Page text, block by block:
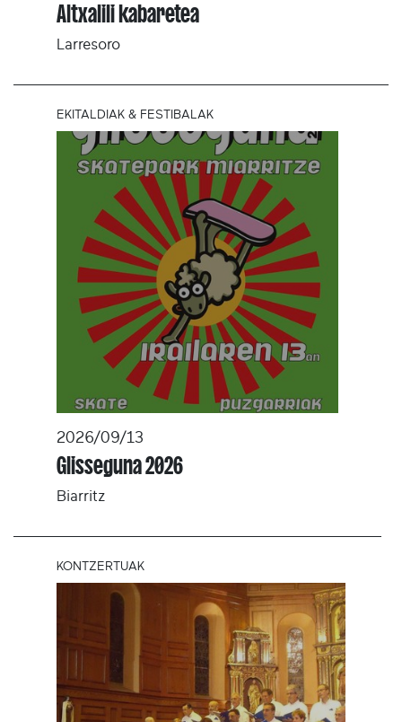
Altxalili kabaretea
Larresoro
EKITALDIAK & FESTIBALAK
2026/09/13
Glisseguna 2026
Biarritz
KONTZERTUAK